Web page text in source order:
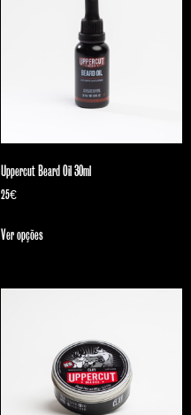
Uppercut Beard Oil 30ml
25€
Ver opções